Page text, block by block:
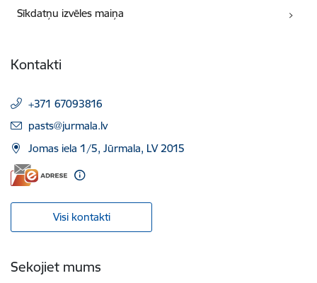
Sīkdatņu izvēles maiņa
Kontakti
+371 67093816
E-pasts:
pasts@jurmala.lv
Jomas iela 1/5, Jūrmala, LV 2015
Visi kontakti
Sekojiet mums